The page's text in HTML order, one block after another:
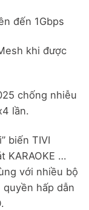
đến 1Gbps
khi được
chống nhiễu
lần.
biến TIVI
KARAOKE …
với nhiều bộ
hấp dẫn